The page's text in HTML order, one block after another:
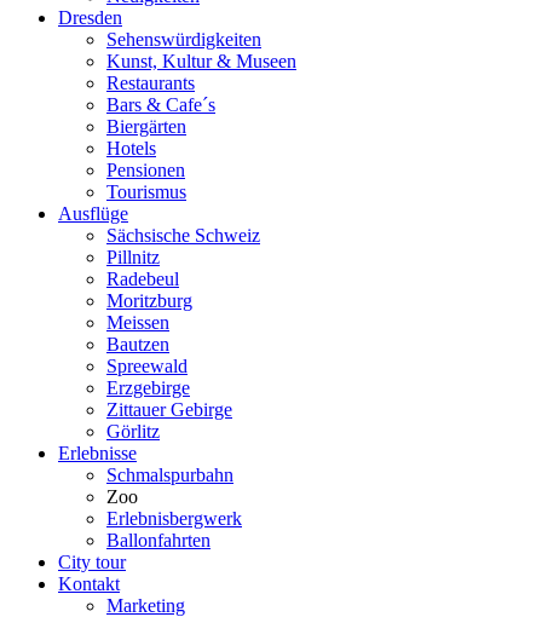
Dresden
Sehenswürdigkeiten
Kunst, Kultur & Museen
Restaurants
Bars & Cafe´s
Biergärten
Hotels
Pensionen
Tourismus
Ausflüge
Sächsische Schweiz
Pillnitz
Radebeul
Moritzburg
Meissen
Bautzen
Spreewald
Erzgebirge
Zittauer Gebirge
Görlitz
Erlebnisse
Schmalspurbahn
Zoo
Erlebnisbergwerk
Ballonfahrten
City tour
Kontakt
Marketing